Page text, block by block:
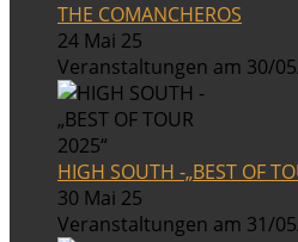
THE COMANCHEROS
24 Mai 25
Veranstaltungen am 30/
HIGH SOUTH -„BEST OF
30 Mai 25
Veranstaltungen am 31/